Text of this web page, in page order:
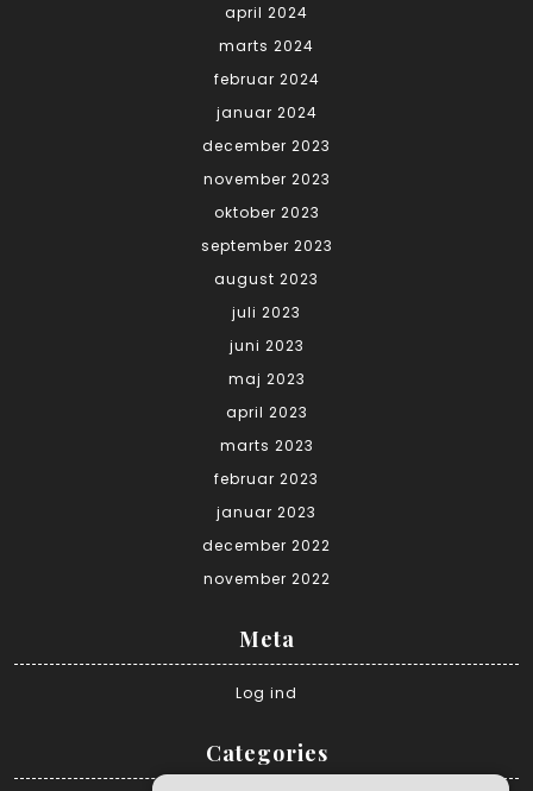
april 2024
marts 2024
februar 2024
januar 2024
december 2023
november 2023
oktober 2023
september 2023
august 2023
juli 2023
juni 2023
maj 2023
april 2023
marts 2023
februar 2023
januar 2023
december 2022
november 2022
Meta
Log ind
Categories